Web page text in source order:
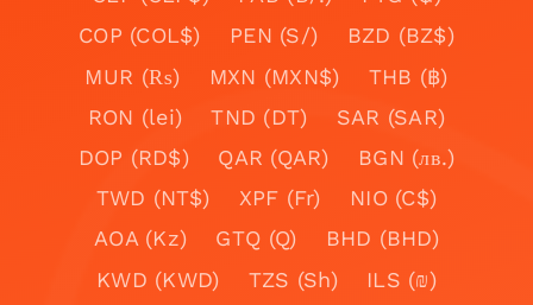
COP (COL$)
PEN (S/)
BZD (BZ$)
MUR (₨)
MXN (MXN$)
THB (฿)
RON (lei)
TND (DT)
SAR (SAR)
DOP (RD$)
QAR (QAR)
BGN (лв.)
TWD (NT$)
XPF (Fr)
NIO (C$)
AOA (Kz)
GTQ (Q)
BHD (BHD)
KWD (KWD)
TZS (Sh)
ILS (₪)